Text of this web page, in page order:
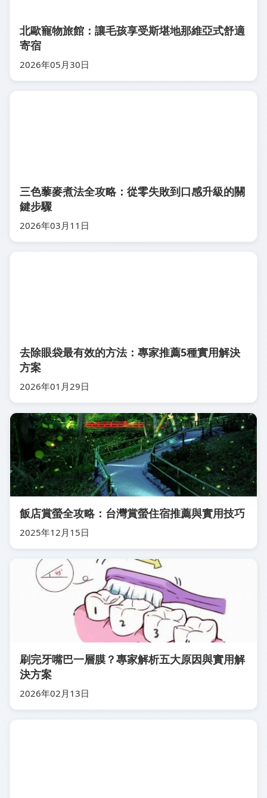
北歐寵物旅館：讓毛孩享受斯堪地那維亞式舒適
寄宿
2026年05月30日
三色藜麥煮法全攻略：從零失敗到口感升級的關
鍵步驟
2026年03月11日
去除眼袋最有效的方法：專家推薦5種實用解決
方案
2026年01月29日
飯店賞螢全攻略：台灣賞螢住宿推薦與實用技巧
2025年12月15日
刷完牙嘴巴一層膜？專家解析五大原因與實用解
決方案
2026年02月13日